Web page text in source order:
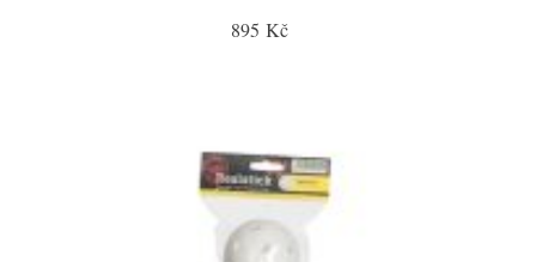
895 Kč